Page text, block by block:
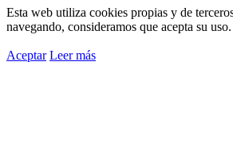
Esta web utiliza cookies propias y de
navegando, consideramos que acepta su uso.
Aceptar Leer más